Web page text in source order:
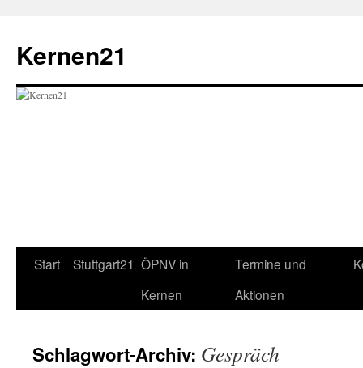
springen
Kernen21
Start Stuttgart21 ÖPNV in
Kernen
Termine und
Aktionen
Schlagwort-Archiv: Gespräch